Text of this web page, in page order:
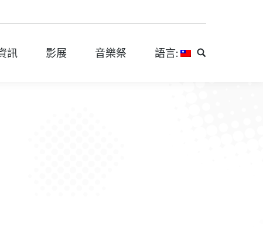
訊 影展 音樂祭 語言: Search:
訊 影展 音樂祭 語言: Search: